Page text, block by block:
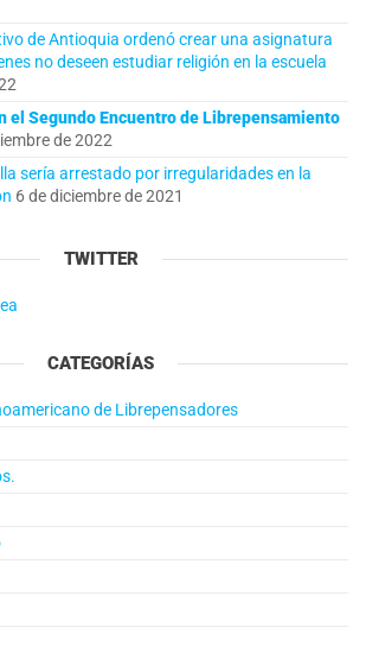
de Antioquia ordenó crear una asignatura
no deseen estudiar religión en la escuela
el Segundo Encuentro de Librepensamiento
de 2022
sería arrestado por irregularidades en la
6 de diciembre de 2021
TWITTER
CATEGORÍAS
de Librepensadores